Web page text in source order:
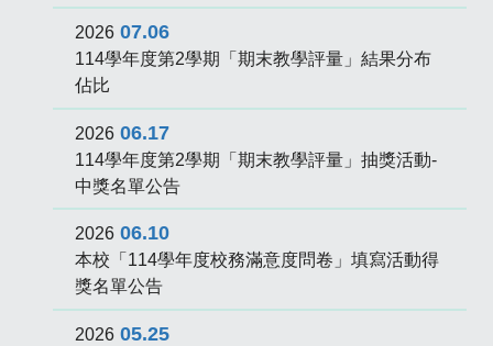
2026 07.06
114學年度第2學期「期末教學評量」結果分布
佔比
2026 06.17
114學年度第2學期「期末教學評量」抽獎活動-
中獎名單公告
2026 06.10
本校「114學年度校務滿意度問卷」填寫活動得
獎名單公告
2026 05.25